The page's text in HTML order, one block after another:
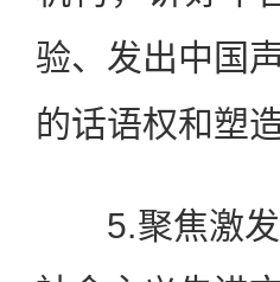
验、发出中国
的话语权和塑造
5.聚焦激发